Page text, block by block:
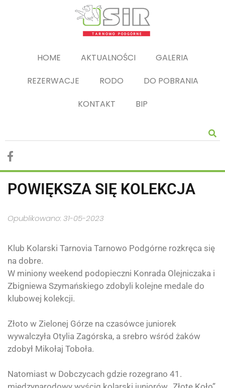
HOME AKTUALNOŚCI
GALERIA
REZERWACJE
RODO
DO POBRANIA
KONTAKT
BIP
POWIĘKSZA SIĘ KOLEKCJA
Opublikowano: 31-05-2023
Klub Kolarski Tarnovia Tarnowo Podgórne rozkręca się
na dobre.
W miniony weekend podopieczni Konrada Olejniczaka i
Zbigniewa Szymańskiego zdobyli kolejne medale do
klubowej kolekcji.
Złoto w Zielonej Górze na czasówce juniorek
wywalczyła Otylia Zagórska, a srebro wśród żaków
zdobył Mikołaj Toboła.
Natomiast w Dobczycach gdzie rozegrano 41.